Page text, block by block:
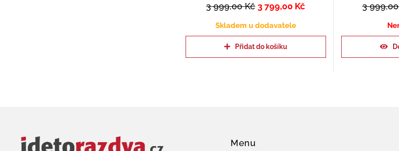
3 999,00Kč 3 799,00 Kč
Skladem u dodavatele
Přidat do košíku
3
Menu